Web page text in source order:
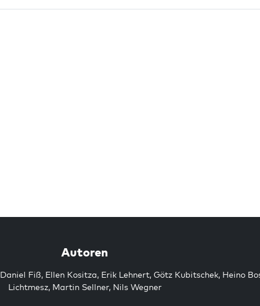
Autoren
Daniel Fiß, Ellen Kositza, Erik Lehnert, Götz Kubitschek, Heino
Lichtmesz, Martin Sellner, Nils Wegner